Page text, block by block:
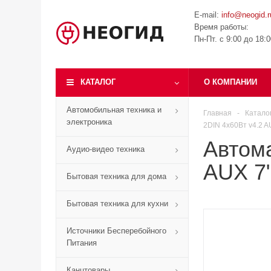
E-mail:
Время работы:
Пн-Пт. с 9:00 до
КАТАЛОГ О КОМПАНИИ
Автомобильная техника и
электроника
Аудио-видео техника
Бытовая техника для дома
Бытовая техника для кухни
Источники Бесперебойного
Питания
Главная -
2DIN 4x60Вт v4.2
AUX